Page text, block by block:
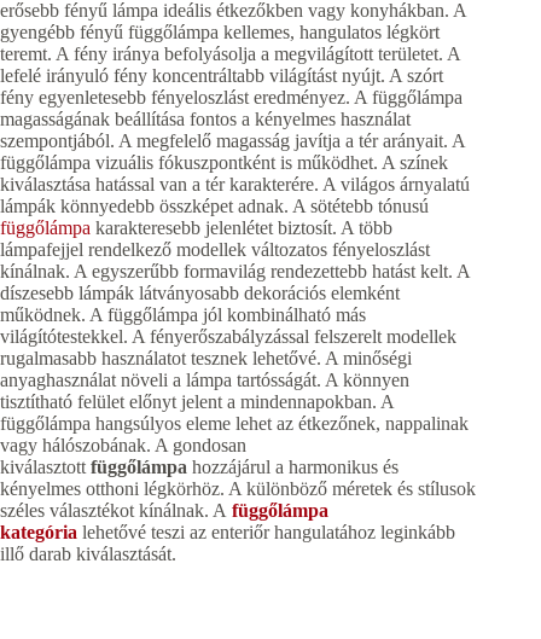
erősebb fényű lámpa ideális étkezőkben vagy konyhákban. A
gyengébb fényű függőlámpa kellemes, hangulatos légkört
teremt. A fény iránya befolyásolja a megvilágított területet. A
lefelé irányuló fény koncentráltabb világítást nyújt. A szórt
fény egyenletesebb fényeloszlást eredményez. A függőlámpa
magasságának beállítása fontos a kényelmes használat
szempontjából. A megfelelő magasság javítja a tér arányait. A
függőlámpa vizuális fókuszpontként is működhet. A színek
kiválasztása hatással van a tér karakterére. A világos árnyalatú
lámpák könnyedebb összképet adnak. A sötétebb tónusú
függőlámpa karakteresebb jelenlétet biztosít. A több
lámpafejjel rendelkező modellek változatos fényeloszlást
kínálnak. A egyszerűbb formavilág rendezettebb hatást kelt. A
díszesebb lámpák látványosabb dekorációs elemként
működnek. A függőlámpa jól kombinálható más
világítótestekkel. A fényerőszabályzással felszerelt modellek
rugalmasabb használatot tesznek lehetővé. A minőségi
anyaghasználat növeli a lámpa tartósságát. A könnyen
tisztítható felület előnyt jelent a mindennapokban. A
függőlámpa hangsúlyos eleme lehet az étkezőnek, nappalinak
vagy hálószobának. A gondosan
kiválasztottfüggőlámpa hozzájárul a harmonikus és
kényelmes otthoni légkörhöz. A különböző méretek és stílusok
széles választékot kínálnak. A függőlámpa
kategória lehetővé teszi az enteriőr hangulatához leginkább
illő darab kiválasztását.